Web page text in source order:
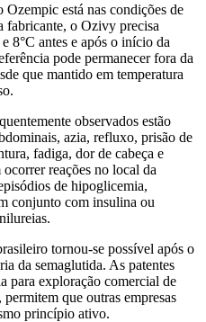
Ozempic está nas condições de
fabricante, o Ozivy precisa
8°C antes e após o início da
pode permanecer fora da
que mantido em temperatura
observados estão
azia, refluxo, prisão de
fadiga, dor de cabeça e
reações no local da
de hipoglicemia,
conjunto com insulina ou
tornou-se possível após o
da semaglutida. As patentes
para exploração comercial de
que outras empresas
princípio ativo.